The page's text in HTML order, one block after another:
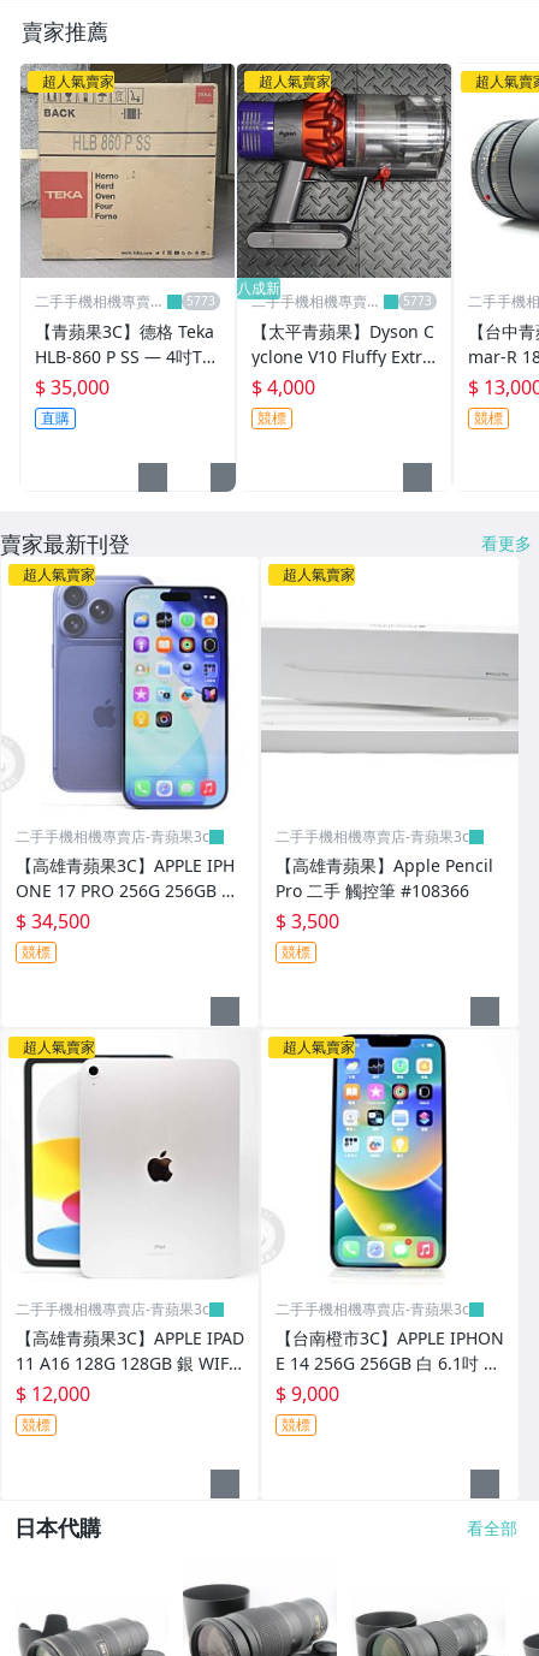
【二手/中古】手錶
【二手/中古】RIMOWA行李箱
【二手/中古】腳踏車
【二手/中古】空拍機
【收購/買賣】禮券
【競標起標】標多少賣多少
其它
賣家推薦
超人氣賣家
二手手機相機專賣
【青蘋果3C】德格 Teka
HLB-860 P SS — 4吋TFT
雙自清專業烤箱 全新品
#95678
$ 35,000
直購
超人氣賣家
八成新
二手手機相機專賣
【太平青蘋果】Dyson C
yclone V10 Fluffy Extra
SV12 二手 戴森吸塵器 #
97820
$ 4,000
競標
超人氣賣
二手手機
【台中
mar-R
二手 單
$
競標
賣家最新刊登 看更多
超人氣賣家
二手手機相機專賣店-青蘋果3c
【高雄青蘋果3C】APPLE IPH
ONE 17 PRO 256G 256GB 藍
6.3吋 二手手機#108370
$ 34,500
競標
超人氣賣家
二手手機相機專賣店-青蘋果3c
【高雄青蘋果】Apple Pencil
Pro 二手 觸控筆 #108366
$ 3,500
競標
超人氣賣家
二手手機相機專賣店-青蘋果3c
【高雄青蘋果3C】APPLE IPAD
11 A16 128G 128GB 銀 WIFI
僅拆 保固未開通#108330
$ 12,000
競標
超人氣賣家
二手手機相機專賣店-青蘋果3c
【台南橙市3C】APPLE IPHON
E 14 256G 256GB 白 6.1吋 二
手手機 iOS 18.6.2 電池70% #
108356
$ 9,000
競標
日本代購 看全部